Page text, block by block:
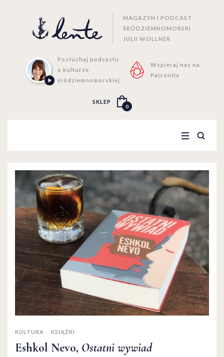
MAGAZYN I PODCAST
ŚRÓDZIEMNOMORSKI
JULII WOLLNER
Posłuchaj podcastu
o kulturze
śródziemnomorskiej
Wspieraj nas na
Patronite
SKLEP
0
KULTURA KSIĄŻKI
Eshkol Nevo, Ostatni wywiad